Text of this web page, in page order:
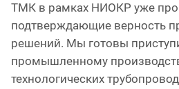
ТМК в рамках НИОКР уже
подтверждающие верность
решений. Мы готовы
промышленному
технологических